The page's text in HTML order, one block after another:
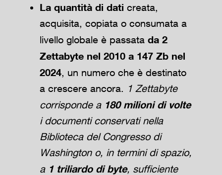
La quantità di dati creata,
acquisita, copiata o consumata a
livello globale è passata da 2
Zettabyte nel 2010 a 147 Zb nel
2024 , un numero che è destinato
a crescere ancora.
1 Zettabyte
corrisponde a 180 milioni di volte
i documenti conservati nella
Biblioteca del Congresso di
Washington o, in termini di spazio,
a 1 triliardo di byte, sufficiente